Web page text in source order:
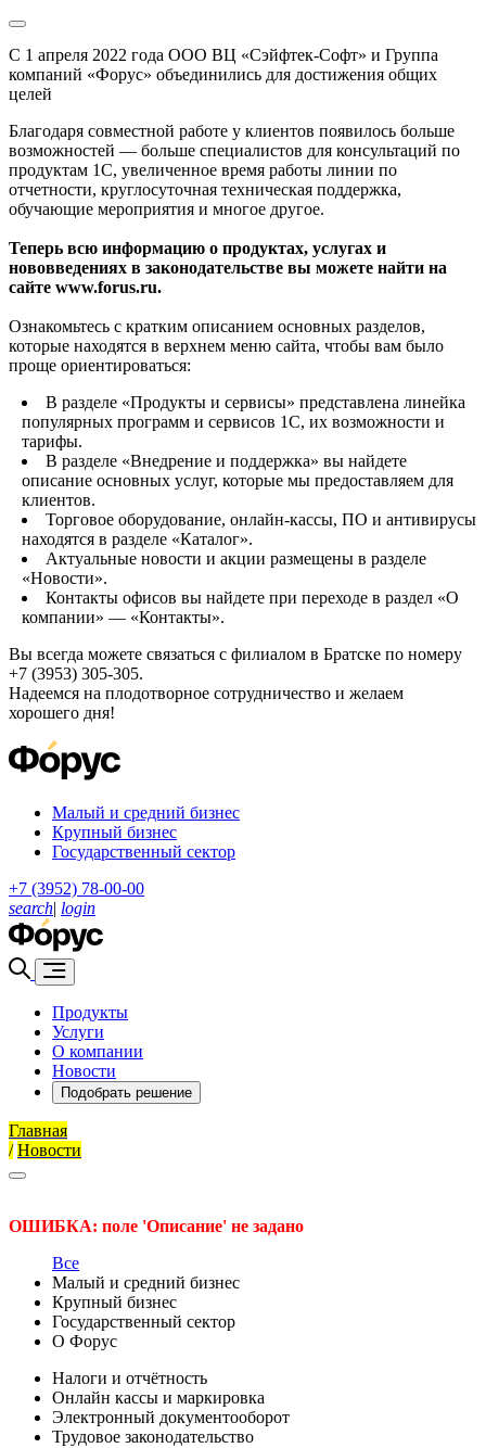
С 1 апреля 2022 года ООО ВЦ «Сэйфтек-Софт» и Группа
компаний «Форус» объединились для достижения общих
целей
Благодаря совместной работе у клиентов появилось больше
возможностей — больше специалистов для консультаций по
продуктам 1С, увеличенное время работы линии по
отчетности, круглосуточная техническая поддержка,
обучающие мероприятия и многое другое.
Теперь всю информацию о продуктах, услугах и
нововведениях в законодательстве вы можете найти на
сайте www.forus.ru.
Ознакомьтесь с кратким описанием основных разделов,
которые находятся в верхнем меню сайта, чтобы вам было
проще ориентироваться:
В разделе «Продукты и сервисы» представлена линейка
популярных программ и сервисов 1С, их возможности и
тарифы.
В разделе «Внедрение и поддержка» вы найдете
описание основных услуг, которые мы предоставляем для
клиентов.
Торговое оборудование, онлайн-кассы, ПО и антивирусы
находятся в разделе «Каталог».
Актуальные новости и акции размещены в разделе
«Новости».
Контакты офисов вы найдете при переходе в раздел «О
компании» — «Контакты».
Вы всегда можете связаться с филиалом в Братске по номеру
+7 (3953) 305-305.
Надеемся на плодотворное сотрудничество и желаем
хорошего дня!
Малый и средний бизнес
Крупный бизнес
Государственный сектор
+7 (3952) 78-00-00
search| login
Продукты
Услуги
О компании
Новости
Подобрать решение
Главная
/ Новости
ОШИБКА: поле 'Описание' не задано
Все
Малый и средний бизнес
Крупный бизнес
Государственный сектор
О Форус
Налоги и отчётность
Онлайн кассы и маркировка
Электронный документооборот
Трудовое законодательство